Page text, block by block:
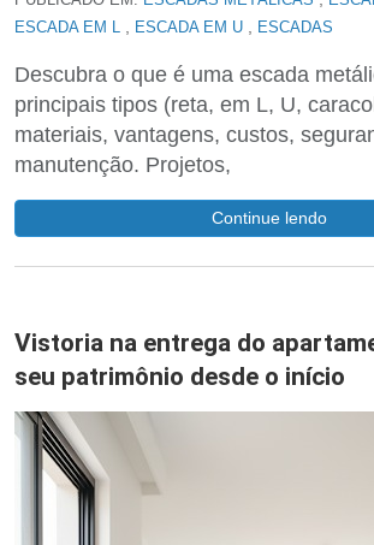
ESCADA EM L ESCADA EM U ESCADAS
Descubra o que é uma escada
principais tipos (reta, em L, U,
materiais, vantagens, custos,
manutenção. Projetos,
Continue lendo
Vistoria na entrega do
seu patrimônio desde o início